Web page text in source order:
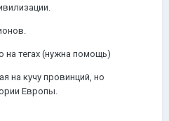
на тегах (нужна помощь)
на кучу провинций, но
Европы.